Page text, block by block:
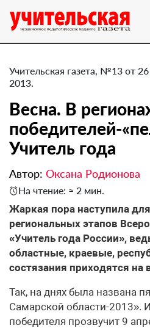
Учительская газета, №13 от
2013.
Весна. В
победителей-
Учитель года
Автор: Оксана Родионова
На чтение: ≈ 2 мин.
Жаркая пора наступила
региональных этапов
«Учитель года России»,
областные, краевые,
состязания приходятся на
Так, на днях была названа
Самарской области-2013».
победителя прозвучит 9